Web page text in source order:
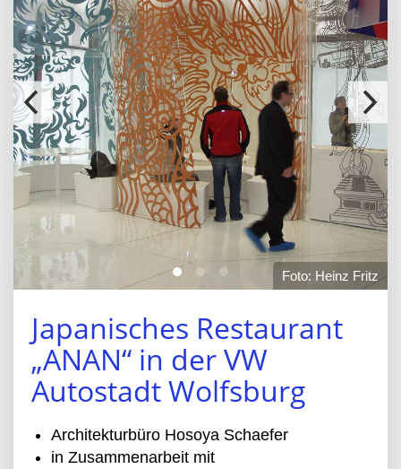
Foto: Heinz Fritz
Japanisches Restaurant
„ANAN“ in der VW
Autostadt Wolfsburg
Architekturbüro Hosoya Schaefer
in Zusammenarbeit mit